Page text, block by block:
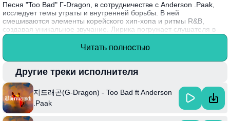
Песня "Too Bad" Г-Dragon, в сотрудничестве с Anderson .Paak,
исследует темы утраты и внутренней борьбы. В ней
смешиваются элементы корейского хип-хопа и ритмы R&B,
создавая уникальное звучание. Лирика погружает слушателя в
мир эмоций и личных переживаний, отражая сложные отношения
и неудовлетворенность. Этот трек демонстрирует мастерство
экспериментирования, делая его актуальным и
запоминающимся.
Интересный факт: "Too Bad" была записана во время работы Г-
Dragon над его проектами в Лос-Анджелесе, что позволило ему
объединить международный стиль с собственным видением.
Читать полностью
Другие треки исполнителя
지드래곤(G-Dragon) - Too Bad ft Anderson
.Paak